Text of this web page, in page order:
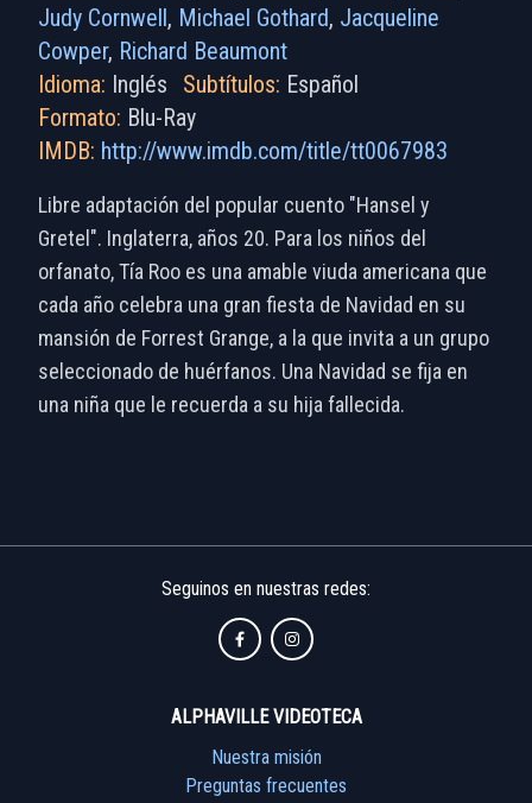
Judy Cornwell, Michael Gothard, Jacqueline
Cowper, Richard Beaumont
Idioma: Inglés Subtítulos: Español
Formato: Blu-Ray
IMDB: http://www.imdb.com/title/tt0067983
Libre adaptación del popular cuento "Hansel y
Gretel". Inglaterra, años 20. Para los niños del
orfanato, Tía Roo es una amable viuda americana que
cada año celebra una gran fiesta de Navidad en su
mansión de Forrest Grange, a la que invita a un grupo
seleccionado de huérfanos. Una Navidad se fija en
una niña que le recuerda a su hija fallecida.
Seguinos en nuestras redes:
ALPHAVILLE VIDEOTECA
Nuestra misión
Preguntas frecuentes